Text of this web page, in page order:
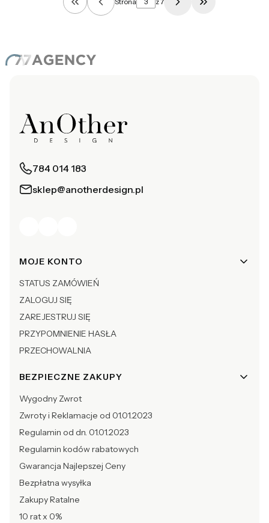
Wróć do pierwszej strony z produktami
Przejdź do
784 014 183
sklep@anotherdesign.pl
Linki w stopce
MOJE KONTO
STATUS ZAMÓWIEŃ
ZALOGUJ SIĘ
ZAREJESTRUJ SIĘ
PRZYPOMNIENIE HASŁA
PRZECHOWALNIA
BEZPIECZNE ZAKUPY
Wygodny Zwrot
Zwroty i Reklamacje od 01.01.2023
Regulamin od dn. 01.01.2023
Regulamin kodów rabatowych
Gwarancja Najlepszej Ceny
Bezpłatna wysyłka
Zakupy Ratalne
10 rat x 0%